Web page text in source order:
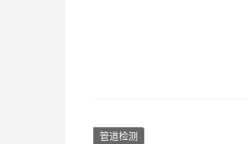
管道检测